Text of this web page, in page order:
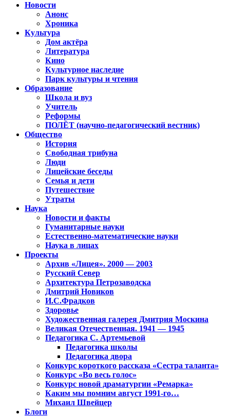
Новости
Анонс
Хроника
Культура
Дом актёра
Литература
Кино
Культурное наследие
Парк культуры и чтения
Образование
Школа и вуз
Учитель
Реформы
ПОЛЁТ (научно-педагогический вестник)
Общество
История
Свободная трибуна
Люди
Лицейские беседы
Семья и дети
Путешествие
Утраты
Наука
Новости и факты
Гуманитарные науки
Естественно-математические науки
Наука в лицах
Проекты
Архив «Лицея». 2000 — 2003
Русский Север
Архитектура Петрозаводска
Дмитрий Новиков
И.С.Фрадков
Здоровье
Художественная галерея Дмитрия Москина
Великая Отечественная. 1941 — 1945
Педагогика С. Артемьевой
Педагогика школы
Педагогика двора
Конкурс короткого рассказа «Сестра таланта»
Конкурс «Во весь голос»
Конкурс новой драматургии «Ремарка»
Каким мы помним август 1991-го…
Михаил Швейцер
Блоги